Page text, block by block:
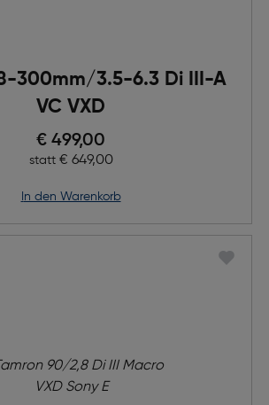
300mm/3.5-6.3 Di III-A
VC VXD
Preis nach Rabatts
€ 499,00
statt Ursprünglicher Preis
€ 649,00
in den Warenkorb